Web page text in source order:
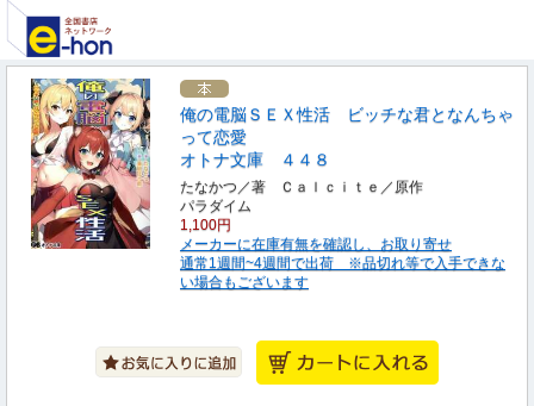
俺の電脳ＳＥＸ性活 ビッチな君となんちゃ
って恋愛
オトナ文庫 ４４８
たなかつ／著 Ｃａｌｃｉｔｅ／原作
パラダイム
1,100円
メーカーに在庫有無を確認し、お取り寄せ
通常1週間~4週間で出荷 ※品切れ等で入手できな
い場合もございます